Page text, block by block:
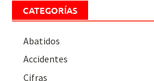
CATEGORÍAS
Abatidos
Accidentes
Cifras